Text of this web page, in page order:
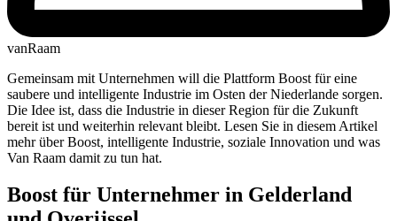
vanRaam
Gemeinsam mit Unternehmen will die Plattform Boost für eine
saubere und intelligente Industrie im Osten der Niederlande sorgen.
Die Idee ist, dass die Industrie in dieser Region für die Zukunft
bereit ist und weiterhin relevant bleibt. Lesen Sie in diesem Artikel
mehr über Boost, intelligente Industrie, soziale Innovation und was
Van Raam damit zu tun hat.
Boost für Unternehmer in Gelderland